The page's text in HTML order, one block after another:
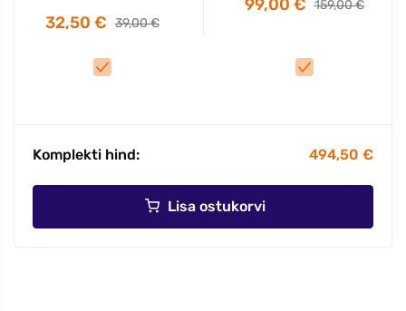
32,50 € 39,00 €
99,00 € 159,00 €
Komplekti hind: 494,50 €
Lisa ostukorvi